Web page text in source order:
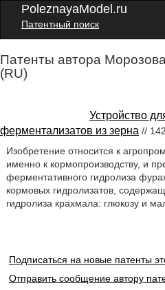
PoleznayaModel.ru
Патентный поиск
Патенты автора
(RU)
Устройство
ферментализатов из зерна //
Изобретение относится к
именно к кормопроизводству, и
ферментативного гидролиза
кормовых гидролизатов,
гидролиза крахмала: глюкозу и
Подписаться на новые патенты
Отправить сообщение автору